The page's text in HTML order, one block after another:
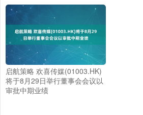
启航策略 欢喜传媒(01003.HK)
将于8月29日举行董事会会议以
审批中期业绩